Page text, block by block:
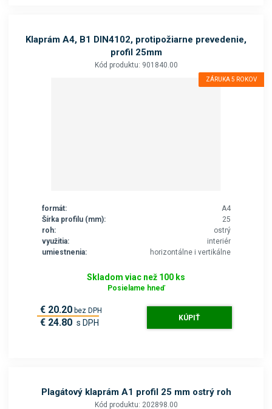
Klaprám A4, B1 DIN4102, protipožiarne prevedenie,
profil 25mm
Kód produktu: 901840.00
ZÁRUKA 5 ROKOV
formát:
A4
Šírka profilu (mm):
25
roh:
ostrý
využitia:
interiér
umiestnenia:
horizontálne i vertikálne
Skladom viac než 100 ks
Posielame hneď
€ 20.20 bez DPH
€ 24.80 s DPH KÚPIŤ
Plagátový klaprám A1 profil 25 mm ostrý roh
Kód produktu: 202898.00